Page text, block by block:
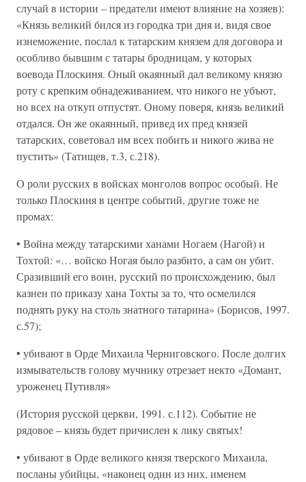
случай в истории – предатели имеют влияние на хозяев):
«Князь великий бился из городка три дня и, видя свое
изнеможение, послал к татарским князем для договора и
особливо бывшим с татары бродницам, у которых
воевода Плоскиня. Оный окаянный дал великому князю
роту с крепким обнадеживанием, что никого не убъют,
но всех на откуп отпустят. Оному поверя, князь великий
отдался. Он же окаянный, привед их пред князей
татарских, советовал им всех побить и никого жива не
пустить» (Татищев, т.3, с.218).
О роли русских в войсках монголов вопрос особый. Не
только Плоскиня в центре событий, другие тоже не
промах:
• Война между татарскими ханами Ногаем (Нагой) и
Тохтой: «… войско Ногая было разбито, а сам он убит.
Сразивший его воин, русский по происхождению, был
казнен по приказу хана Тохты за то, что осмелился
поднять руку на столь знатного татарина» (Борисов, 1997.
с.57);
• убивают в Орде Михаила Черниговского. После долгих
измывательств голову мучнику отрезает некто «Домант,
уроженец Путивля»
(История русской церкви, 1991. с.112). Событие не
рядовое – князь будет причислен к лику святых!
• убивают в Орде великого князя тверского Михаила,
посланы убийцы, «наконец один из них, именем